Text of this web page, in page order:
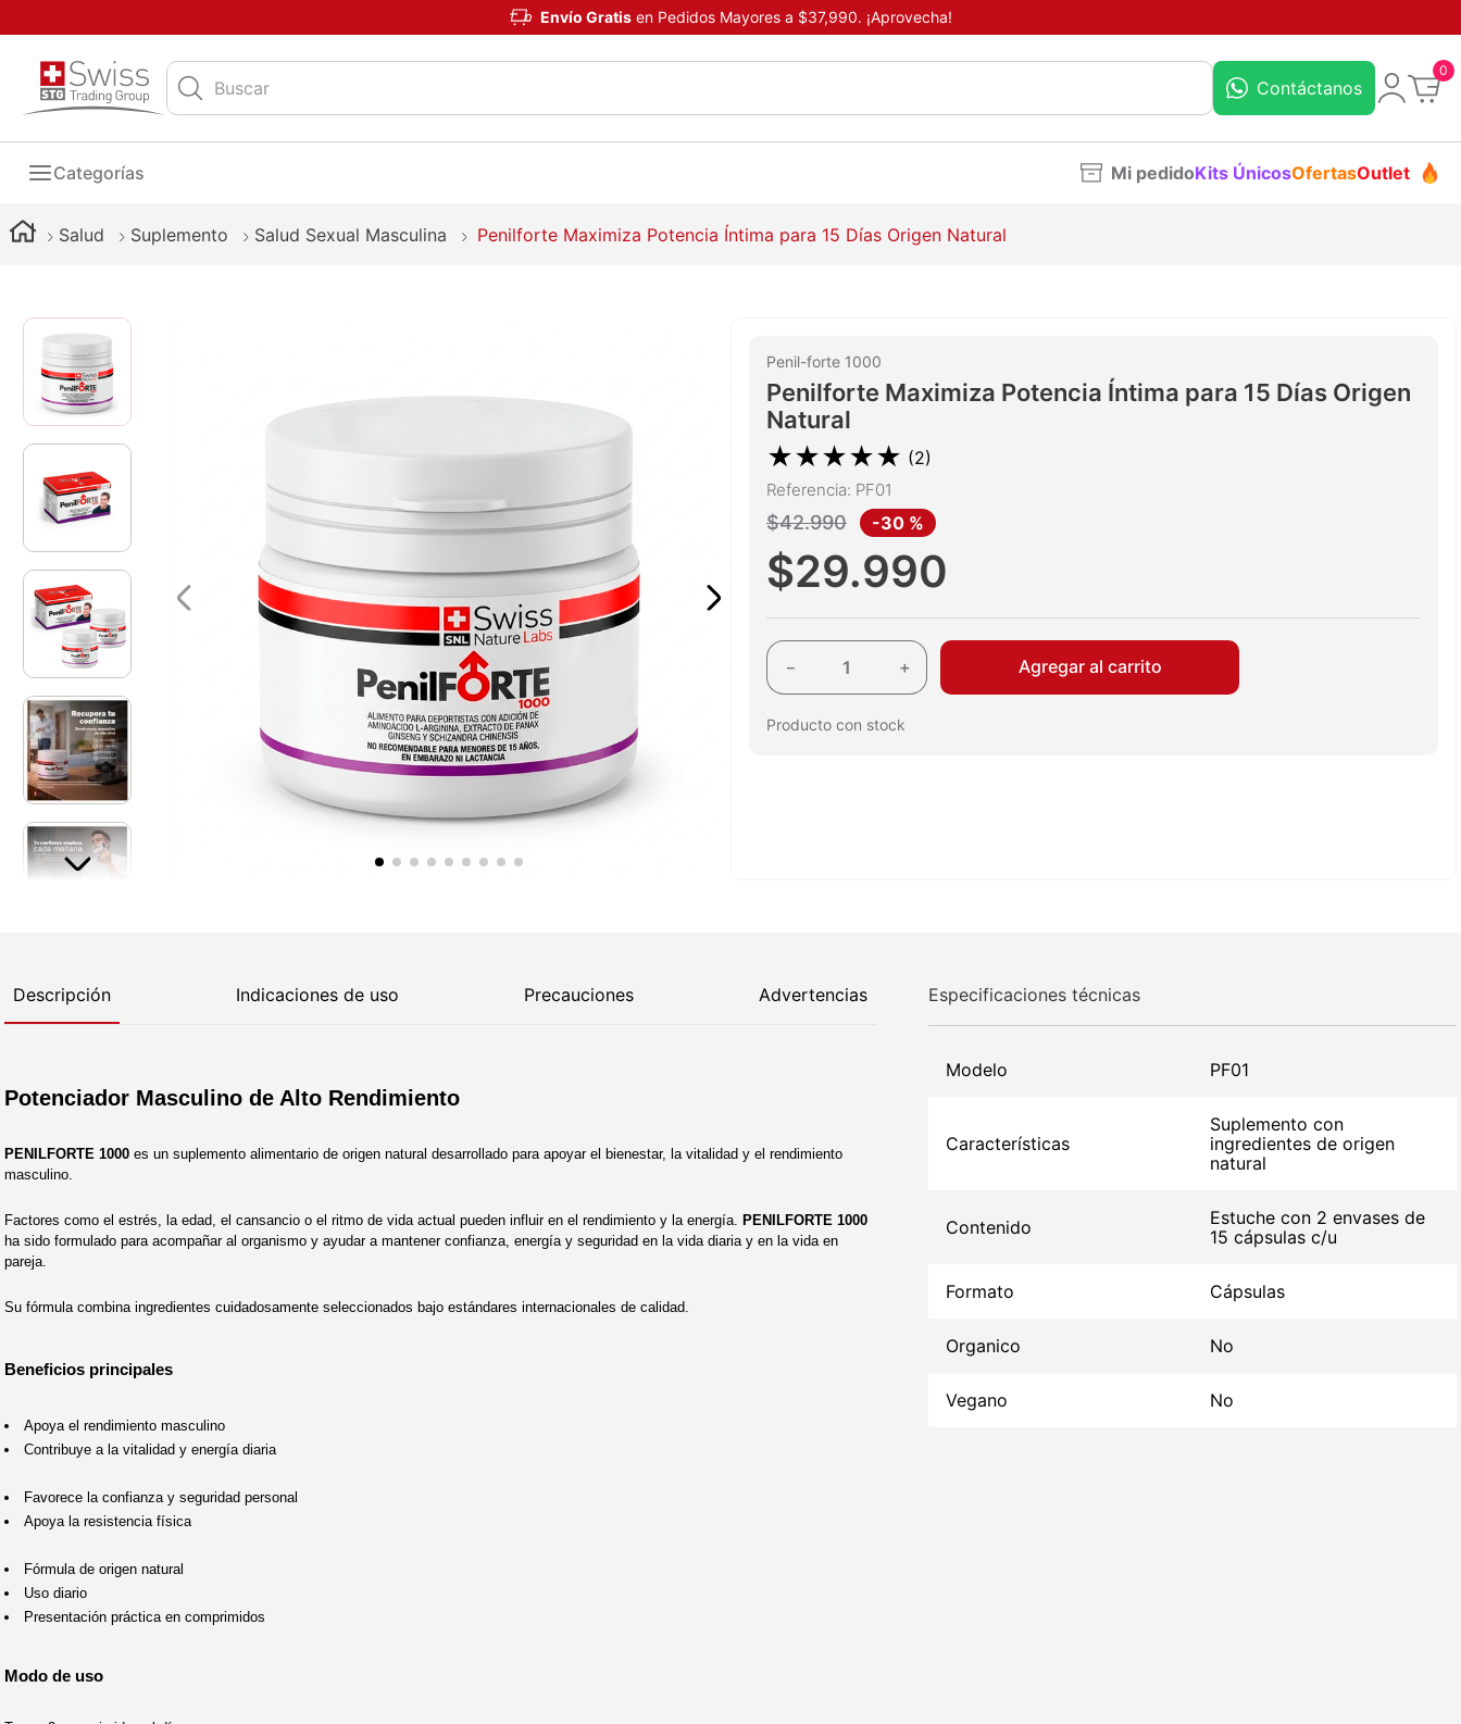
Envío Gratisen Pedidos Mayores a $37,990. ¡Aprovecha!
Buscar
Contáctanos
0
Categorías Mi pedidoKits ÚnicosOfertasOutlet
Salud Suplemento Salud Sexual Masculina Penilforte Maximiza Potencia Íntima para 15 Días Origen Natural
Penil-forte 1000
Penilforte Maximiza Potencia Íntima para 15 Días Origen
Natural
★★★★★ (2)
Referencia: PF01
$42.990 -30 %
$29.990
＋
－ Agregar al carrito
Producto con stock
Descripción Indicaciones de uso Precauciones Advertencias
Potenciador Masculino de Alto Rendimiento
PENILFORTE 1000 es un suplemento alimentario de origen natural desarrollado para apoyar el bienestar, la vitalidad y el rendimiento
masculino.
Factores como el estrés, la edad, el cansancio o el ritmo de vida actual pueden influir en el rendimiento y la energía. PENILFORTE 1000
ha sido formulado para acompañar al organismo y ayudar a mantener confianza, energía y seguridad en la vida diaria y en la vida en
pareja.
Su fórmula combina ingredientes cuidadosamente seleccionados bajo estándares internacionales de calidad.
Beneficios principales
Apoya el rendimiento masculino
Contribuye a la vitalidad y energía diaria
Favorece la confianza y seguridad personal
Apoya la resistencia física
Fórmula de origen natural
Uso diario
Presentación práctica en comprimidos
Modo de uso
Especificaciones técnicas
Modelo PF01
Características
Suplemento con
ingredientes de origen
natural
Contenido
Estuche con 2 envases de
15 cápsulas c/u
Formato Cápsulas
Organico No
Vegano No